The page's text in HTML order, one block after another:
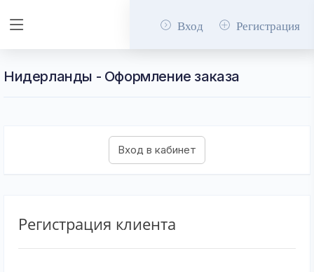
Вход Регистрация
Нидерланды - Оформление заказа
Регистрация клиента